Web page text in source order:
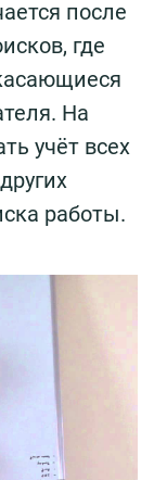
после
где
На
учёт всех
работы.